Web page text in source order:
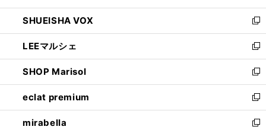
ウ
で
開
く
ン
ド
ウ
で
開
く
ウ
ィ
ン
ド
ウ
で
開
く
し
い
ウ
ィ
ン
ド
ウ
で
開
く
SHUEISHA VOX
新
し
い
ウ
ィ
ン
ド
ウ
で
LEEマルシェ
新
し
い
ウ
ィ
ン
ド
SHOP Marisol
新
し
い
ウ
ィ
eclat premium
新
し
い
mirabella
新